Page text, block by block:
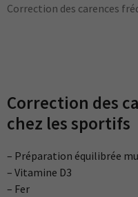
Correction des carences
Correction des
chez les sportifs
– Préparation équilibrée
– Vitamine D3
– Fer